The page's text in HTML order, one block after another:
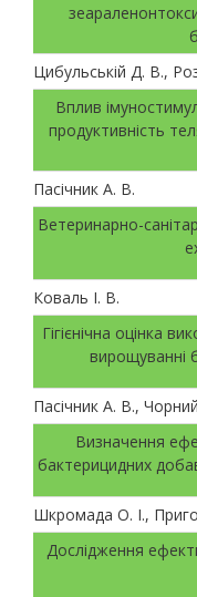
Цибульській Д. В.,
Вплив
продуктивність
Пасічник А. В.
Ветеринарно-
Коваль І. В.
Гігієнічна оцінка
вирощуванні
Пасічник А. В.,
Визначення
бактерицидних
Шкромада О. І.,
Дослідження